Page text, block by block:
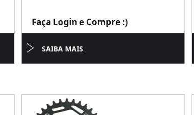
Faça Login e Compre :)
SAIBA MAIS